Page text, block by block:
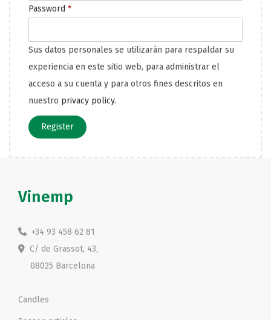
Password *
Sus datos personales se utilizarán para respaldar su
experiencia en este sitio web, para administrar el
acceso a su cuenta y para otros fines descritos en
nuestro privacy policy.
Register
Vinemp
+34 93 458 62 81
C/ de Grassot, 43,
08025 Barcelona
Candles